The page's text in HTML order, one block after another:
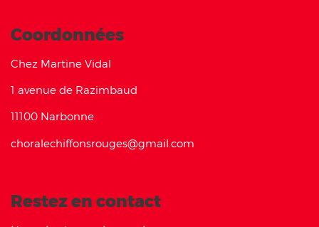
Coordonnées
Chez Martine Vidal
1 avenue de Razimbaud
11100 Narbonne
choralechiffonsrouges@gmail.com
Restez en contact